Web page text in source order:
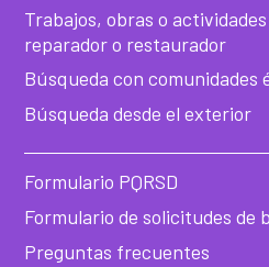
Trabajos, obras o
reparador o restaurador
Búsqueda con comunidades
Búsqueda desde el exterior
Formulario PQRSD
Formulario de solicitudes de
Preguntas frecuentes